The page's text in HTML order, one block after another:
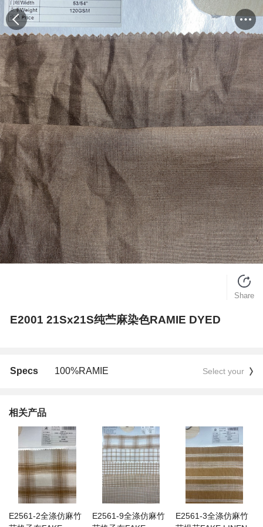
Share
E2001 21Sx21S纯苎麻染色RAMIE DYED
Specs 100%RAMIE Select your
相关产品
E2561-2全涤仿麻竹
E2561-9全涤仿麻竹
E2561-3全涤仿麻竹